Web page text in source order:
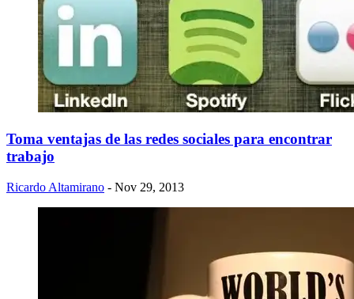
Toma ventajas de las redes sociales para encontrar
trabajo
Ricardo Altamirano - Nov 29, 2013